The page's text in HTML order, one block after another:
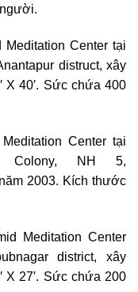
Center tại
distruct, xây
X 40′. Sức chứa 400
Center tại
Colony, NH 5,
2003. Kích thước
Meditation Center
district, xây
X 27′. Sức chứa 200